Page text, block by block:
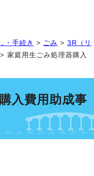
・手続き > ごみ > 3R（リ
> 家庭用生ごみ処理器購入
入費用助成事